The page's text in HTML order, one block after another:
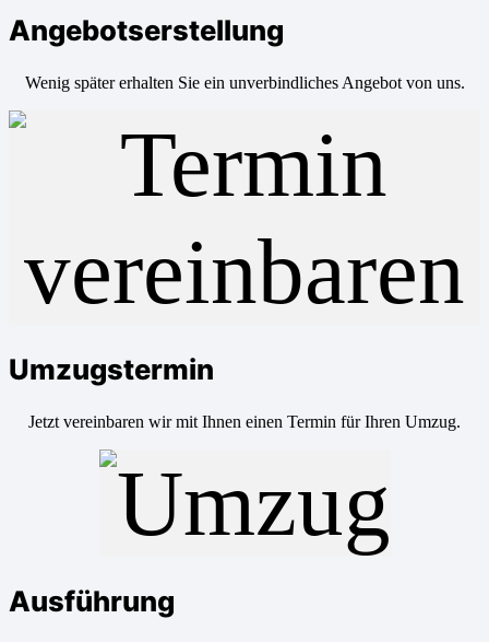
Angebotserstellung
Wenig später erhalten Sie ein unverbindliches Angebot von uns.
Umzugstermin
Jetzt vereinbaren wir mit Ihnen einen Termin für Ihren Umzug.
Ausführung